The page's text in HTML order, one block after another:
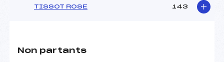
TISSOT ROSE 143
Non partants